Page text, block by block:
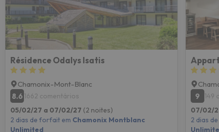
Résidence Odalys Isatis
Chamonix-Mont-Blanc
8.6 1662 comentários
05/02/27 a 07/02/27 (2 noites)
2 dias de forfait em Chamonix Montblanc
Unlimited
9
149
07/02/
2 dias